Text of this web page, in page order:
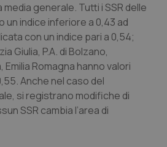
generale. Tutti i SSR delle
un indice inferiore a 0,43 ad
con un indice pari a 0,54;
Giulia, P.A. di Bolzano,
Emilia Romagna hanno valori
Anche nel caso del
si registrano modifiche di
SSR cambia l’area di